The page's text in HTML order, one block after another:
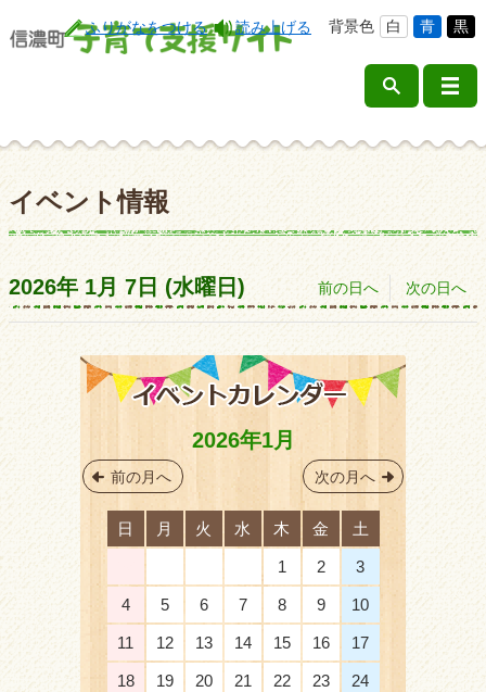
ふりがなをつける 読み上げる 背景色 白 青 黒
イベント情報
2026年 1月 7日 (水曜日 ) 前の日へ 次の日へ
前の月へ 次の月へ
2026年1月
日 月 火 水 木 金 土
1 2 3
4 5 6 7 8 9 10
11 12 13 14 15 16 17
18 19 20 21 22 23 24